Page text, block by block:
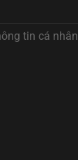
tin cá nhân